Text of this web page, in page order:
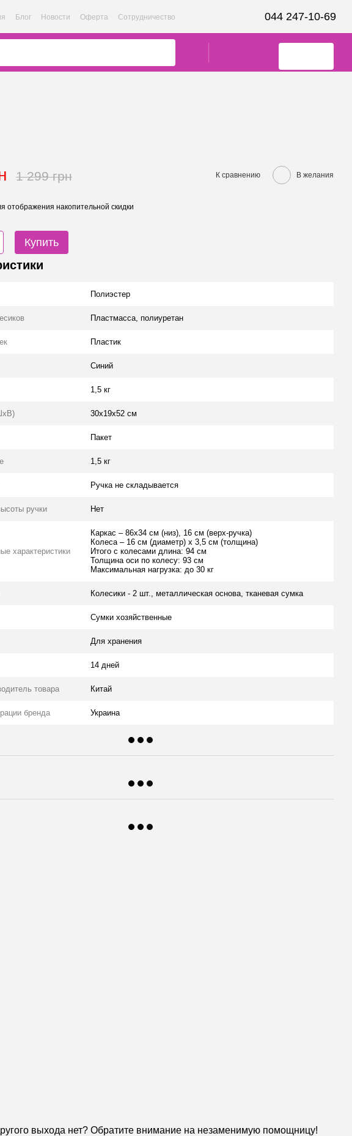
Блог Новости Оферта Сотрудничество 044 247-10-69
1 299 грн К сравнению В желания
отображения накопительной скидки
Купить
Полиэстер
Пластмасса, полиуретан
Пластик
Синий
1,5 кг
30х19х52 см
Пакет
1,5 кг
Ручка не складывается
ручки Нет
характеристики
Каркас – 86х34 см (низ), 16 см (верх-ручка)
Колеса – 16 см (диаметр) х 3,5 см (толщина)
Итого с колесами длина: 94 см
Толщина оси по колесу: 93 см
Максимальная нагрузка: до 30 кг
Колесики - 2 шт., металлическая основа, тканевая сумка
Сумки хозяйственные
Для хранения
14 дней
товара Китай
бренда Украина
выхода нет? Обратите внимание на незаменимую помощницу!